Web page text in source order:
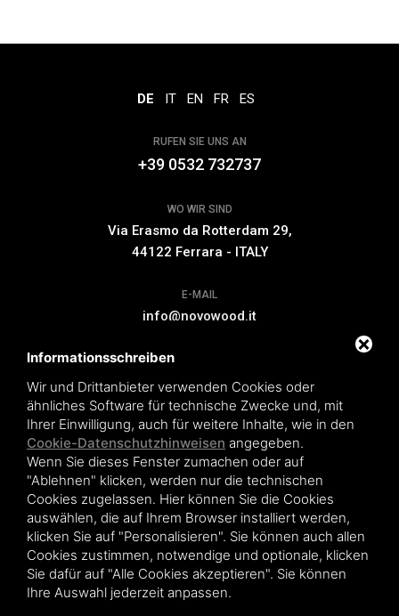
DE IT EN FR ES
RUFEN SIE UNS AN
+39 0532 732737
WO WIR SIND
Via Erasmo da Rotterdam 29,
44122 Ferrara - ITALY
E-MAIL
info@novowood.it
VERLÄNGERUNG DER GARANTIE
Novowood by Iperwood srl - Società Benefit a socio unico p.iva.
01550900383
Condiciones de venta|Privacy policy| Sitemap
Informationsschreiben
Wir und Drittanbieter verwenden Cookies oder
ähnliches Software für technische Zwecke und, mit
Ihrer Einwilligung, auch für weitere Inhalte, wie in den
Cookie-Datenschutzhinweisen angegeben.
Wenn Sie dieses Fenster zumachen oder auf
"Ablehnen" klicken, werden nur die technischen
Cookies zugelassen. Hier können Sie die Cookies
auswählen, die auf Ihrem Browser installiert werden,
klicken Sie auf "Personalisieren". Sie können auch allen
Cookies zustimmen, notwendige und optionale, klicken
Sie dafür auf "Alle Cookies akzeptieren". Sie können
Ihre Auswahl jederzeit anpassen.